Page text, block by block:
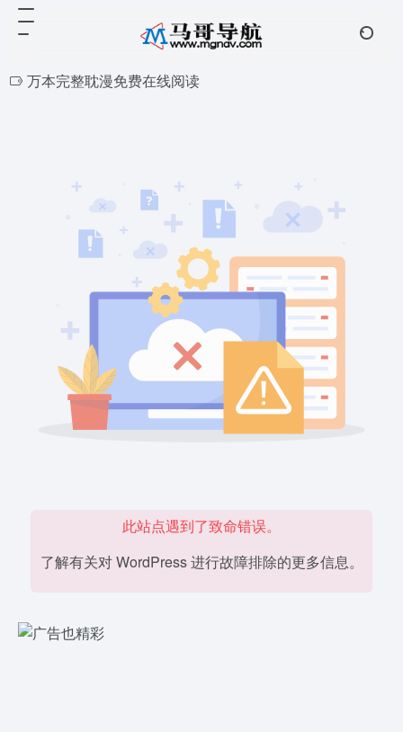
万本完整耽漫免费在线阅读
此站点遇到了致命错误。
了解有关对 WordPress 进行故障排除的更多信息。